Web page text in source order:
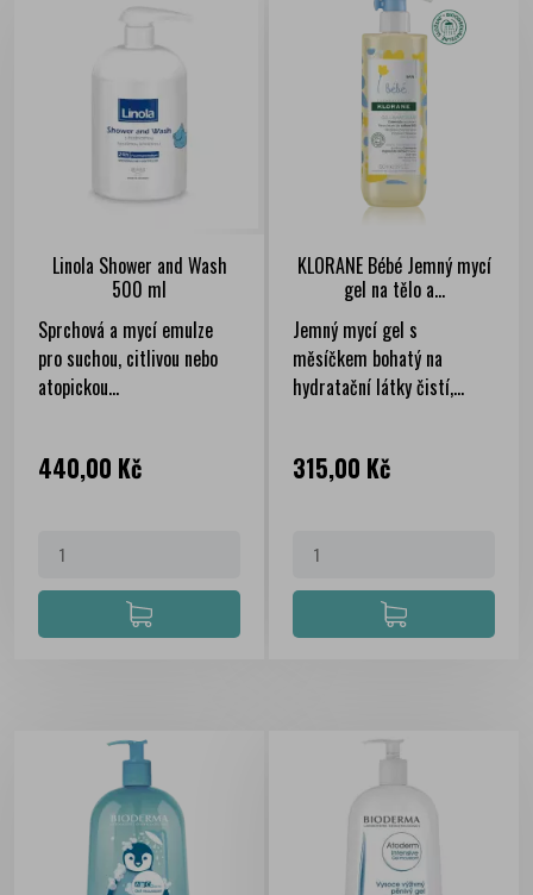
Linola Shower and Wash
500 ml
Sprchová a mycí emulze
pro suchou, citlivou nebo
atopickou...
Cena
440,00 Kč
KLORANE Bébé Jemný mycí
gel na tělo a...
Jemný mycí gel s
měsíčkem bohatý na
hydratační látky čistí,...
Cena
315,00 Kč